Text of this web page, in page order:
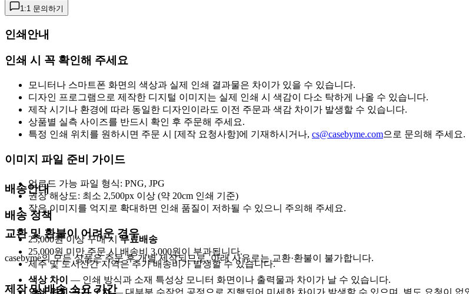
1:1 문의하기
인쇄안내
인쇄 시 꼭 확인해 주세요
모니터나 스마트폰 화면의 색상과 실제 인쇄 결과물은 차이가 있을 수 있습니다.
디자인 프로그램으로 제작한 디지털 이미지는 실제 인쇄 시 색감이 다소 탁하게 나올 수 있습니다.
제작 시기나 환경에 따라 동일한 디자인이라도 이전 주문과 색감 차이가 발생할 수 있습니다.
상품별 실측 사이즈를 반드시 확인 후 주문해 주세요.
특정 인쇄 위치를 원하시면 주문 시 [제작 요청사항]에 기재하시거나, cs@casebyme.com으로 문의해 주세요.
이미지 파일 준비 가이드
업로드 가능 파일 형식: PNG, JPG
권장 해상도: 최소 2,500px 이상 (약 20cm 인쇄 기준)
작은 이미지를 억지로 확대하면 인쇄 품질이 저하될 수 있으니 주의해 주세요.
교환 및 환불이 어려운 경우
casebyme의 모든 상품은 주문 후 개별 제작되므로, 아래 사유로는 교환·환불이 불가합니다.
색상 차이 — 인쇄 방식과 소재 특성상 모니터 화면이나 출력물과 차이가 날 수 있습니다.
인쇄 위치·크기 오차— 대부분 수작업 공정으로 진행되어 미세한 차이가 발생할 수 있으며, 별도 요청이 없
배송안내
배송 정책
25,000원 이상 구매 시무료배송
25,000원 미만 주문 시 배송비 3,000원이 부과됩니다.
제주 및 도서산간 지역은 추가 배송비가 발생할 수 있습니다.
제작 및 배송 소요 기간